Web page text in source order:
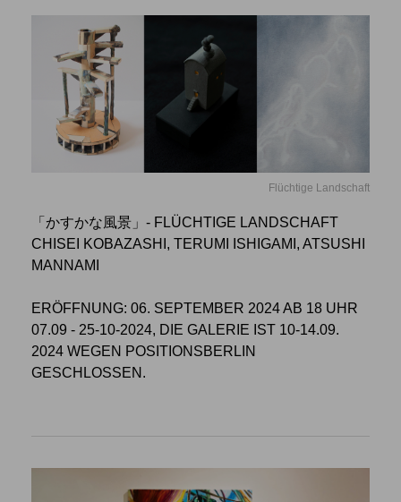
Flüchtige Landschaft
「かすかな風景」- FLÜCHTIGE LANDSCHAFT
CHISEI KOBAZASHI, TERUMI ISHIGAMI, ATSUSHI
MANNAMI
ERÖFFNUNG: 06. SEPTEMBER 2024 AB 18 UHR
07.09 - 25-10-2024, DIE GALERIE IST 10-14.09.
2024 WEGEN POSITIONSBERLIN
GESCHLOSSEN.